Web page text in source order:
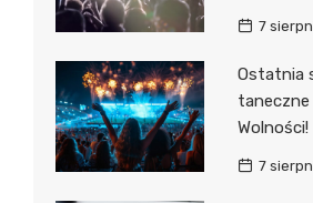
7
Ostatnia
Wolności!
7